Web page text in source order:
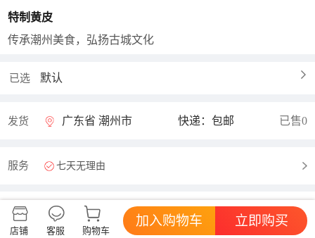
特制黄皮
传承潮州美食，弘扬古城文化
已选 默认
发货 广东省 潮州市 快递：包邮 已售0
服务 七天无理由
商品评价 好评率暂无 查看更多
店铺 客服 购物车
加入购物车 立即购买